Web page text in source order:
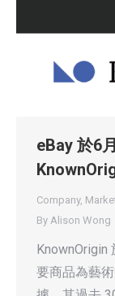
eBay 於6
Company,
By Alison Wong
KnownOrigin
要商品為藝